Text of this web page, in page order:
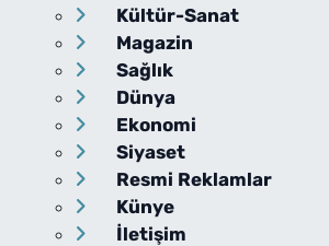
Kültür-Sanat
Magazin
Sağlık
Dünya
Ekonomi
Siyaset
Resmi Reklamlar
Künye
İletişim